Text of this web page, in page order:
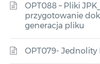
OPT088 – Pliki
przygotowanie
generacja pliku
OPT079-